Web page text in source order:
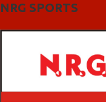
NRG SPORTS